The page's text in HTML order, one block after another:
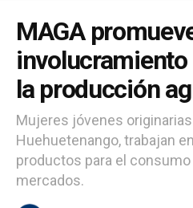
MAGA
involucramiento
la producción
Mujeres jóvenes
Huehuetenango, trabajan
productos para el
mercados.